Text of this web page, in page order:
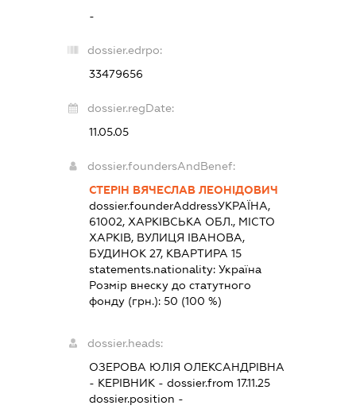
-
dossier.edrpo:
33479656
dossier.regDate:
11.05.05
dossier.foundersAndBenef:
СТЕРІН ВЯЧЕСЛАВ ЛЕОНІДОВИЧ
dossier.founderAddressУКРАЇНА,
61002, ХАРКІВСЬКА ОБЛ., МІСТО
ХАРКІВ, ВУЛИЦЯ ІВАНОВА,
БУДИНОК 27, КВАРТИРА 15
statements.nationality:Україна
Розмір внеску до статутного
фонду (грн.):50 (100 %)
dossier.heads:
ОЗЕРОВА ЮЛІЯ ОЛЕКСАНДРІВНА
- КЕРІВНИК - dossier.from 17.11.25
dossier.position -